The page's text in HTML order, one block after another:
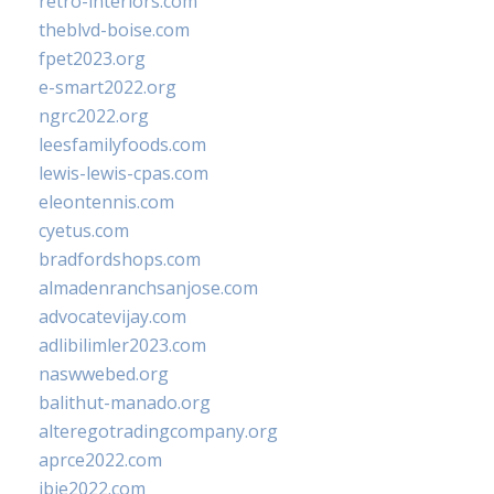
theblvd-boise.com
fpet2023.org
e-smart2022.org
ngrc2022.org
leesfamilyfoods.com
lewis-lewis-cpas.com
eleontennis.com
cyetus.com
bradfordshops.com
almadenranchsanjose.com
advocatevijay.com
adlibilimler2023.com
naswwebed.org
balithut-manado.org
alteregotradingcompany.org
aprce2022.com
ibie2022.com